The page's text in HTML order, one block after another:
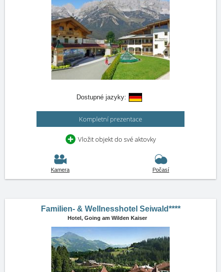
Dostupné jazyky:
Kompletní prezentace
Vložit objekt do své aktovky
Kamera Počasí
Familien- & Wellnesshotel Seiwald****
Hotel, Going am Wilden Kaiser